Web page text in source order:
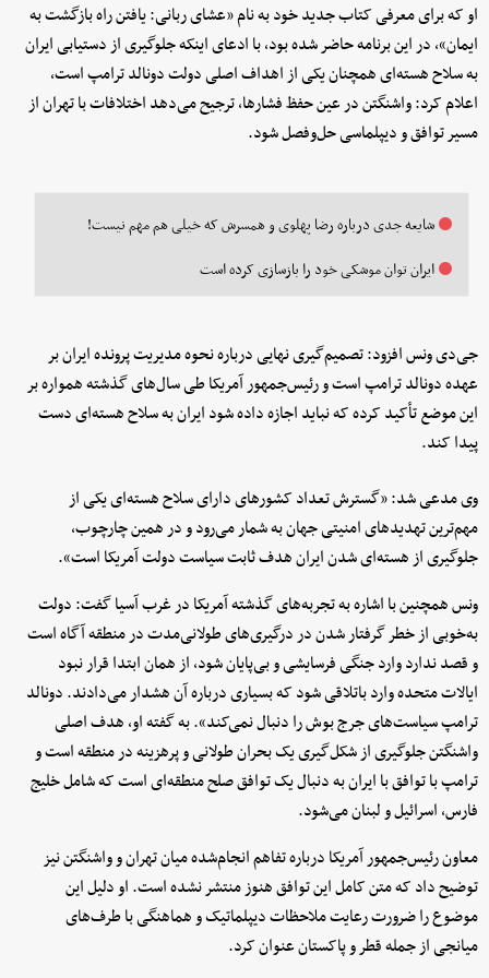
او که برای معرفی کتاب جدید خود به نام «عشای ربانی: یافتن راه بازگشت به
ایمان»، در این برنامه حاضر شده بود، با ادعای اینکه جلوگیری از دستیابی ایران
به سلاح هسته‌ای همچنان یکی از اهداف اصلی دولت دونالد ترامپ است،
اعلام کرد: واشنگتن در عین حفظ فشارها، ترجیح می‌دهد اختلافات با تهران از
مسیر توافق و دیپلماسی حل‌وفصل شود.
شایعه جدی درباره رضا پهلوی و همسرش که خیلی هم مهم نیست!
ایران توان موشکی خود را بازسازی کرده است
جی‌دی ونس افزود: تصمیم‌گیری نهایی درباره نحوه مدیریت پرونده ایران بر
عهده دونالد ترامپ است و رئیس‌جمهور آمریکا طی سال‌های گذشته همواره بر
این موضع تأکید کرده که نباید اجازه داده شود ایران به سلاح هسته‌ای دست
پیدا کند.
وی مدعی شد: «گسترش تعداد کشورهای دارای سلاح هسته‌ای یکی از
مهم‌ترین تهدیدهای امنیتی جهان به شمار می‌رود و در همین چارچوب،
جلوگیری از هسته‌ای شدن ایران هدف ثابت سیاست دولت آمریکا است».
ونس همچنین با اشاره به تجربه‌های گذشته آمریکا در غرب آسیا گفت: دولت
به‌خوبی از خطر گرفتار شدن در درگیری‌های طولانی‌مدت در منطقه آگاه است
و قصد ندارد وارد جنگی فرسایشی و بی‌پایان شود، از همان ابتدا قرار نبود
ایالات متحده وارد باتلاقی شود که بسیاری درباره آن هشدار می‌دادند. دونالد
ترامپ سیاست‌های جرج بوش را دنبال نمی‌کند». به گفته او، هدف اصلی
واشنگتن جلوگیری از شکل‌گیری یک بحران طولانی و پرهزینه در منطقه است و
ترامپ با توافق با ایران به دنبال یک توافق صلح منطقه‌ای است که شامل خلیج
فارس، اسرائیل و لبنان می‌شود.
معاون رئیس‌جمهور آمریکا درباره تفاهم انجام‌شده میان تهران و واشنگتن نیز
توضیح داد که متن کامل این توافق هنوز منتشر نشده است. او دلیل این
موضوع را ضرورت رعایت ملاحظات دیپلماتیک و هماهنگی با طرف‌های
میانجی از جمله قطر و پاکستان عنوان کرد.